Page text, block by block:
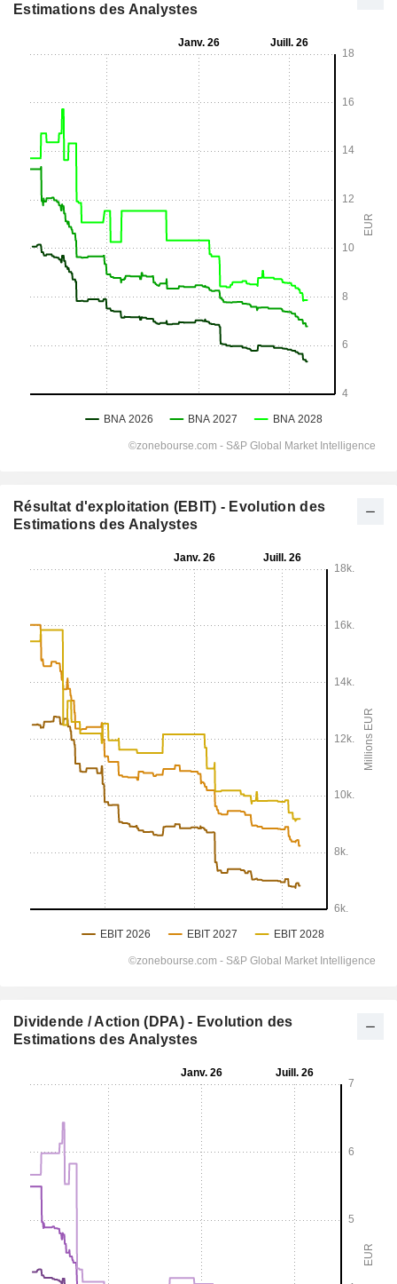
Estimations des Analystes
Résultat d'exploitation (EBIT) - Evolution des
Estimations des Analystes
Dividende / Action (DPA) - Evolution des
Estimations des Analystes